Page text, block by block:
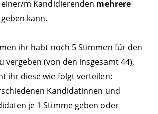
m Kandidierenden mehrere
geben kann.
ihr habt noch 5 Stimmen für den
vergeben (von den insgesamt 44),
ihr diese wie folgt verteilen:
Kandidatinnen und
je 1 Stimme geben oder